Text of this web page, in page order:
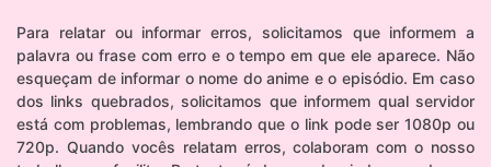
Para relatar ou informar erros, solicitamos que informem a
palavra ou frase com erro e o tempo em que ele aparece. Não
esqueçam de informar o nome do anime e o episódio. Em caso
dos links quebrados, solicitamos que informem qual servidor
está com problemas, lembrando que o link pode ser 1080p ou
720p. Quando vocês relatam erros, colaboram com o nosso